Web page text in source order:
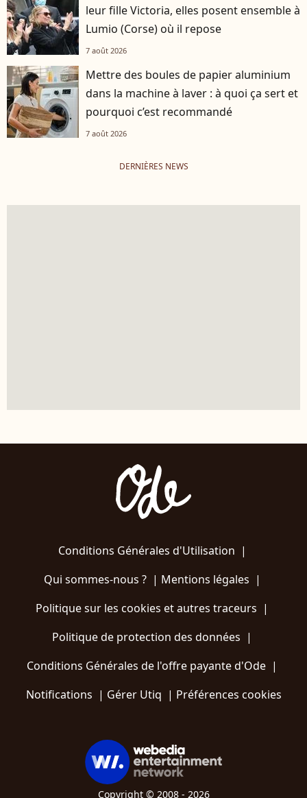
leur fille Victoria, elles posent ensemble à
Lumio (Corse) où il repose
7 août 2026
Mettre des boules de papier aluminium
dans la machine à laver : à quoi ça sert et
pourquoi c’est recommandé
7 août 2026
DERNIÈRES NEWS
Conditions Générales d'Utilisation |
Qui sommes-nous ?| Mentions légales |
Politique sur les cookies et autres traceurs |
Politique de protection des données |
Conditions Générales de l'offre payante d'Ode |
Notifications | Gérer Utiq | Préférences cookies
Copyright © 2008 - 2026